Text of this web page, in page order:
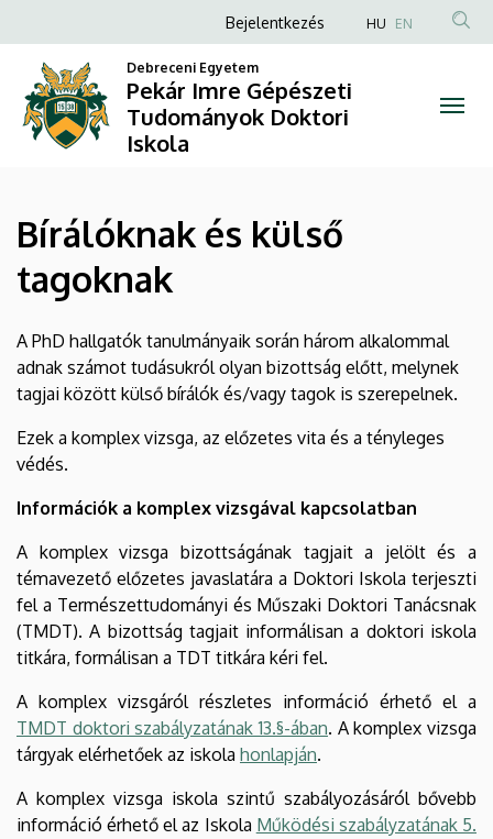
külső
tagoknak
Pekár
Imre
Gépészeti
Tudományok
Doktori
Iskola
a
tartalomra
Anonim
fiók
menüje
Bejelentkezés HU EN
Debreceni Egyetem
Pekár Imre Gépészeti
Tudományok Doktori
Iskola
Bírálóknak és külső
tagoknak
A PhD hallgatók tanulmányaik során három alkalommal
adnak számot tudásukról olyan bizottság előtt, melynek
tagjai között külső bírálók és/vagy tagok is szerepelnek.
Ezek a komplex vizsga, az előzetes vita és a tényleges
védés.
Információk a komplex vizsgával kapcsolatban
A komplex vizsga bizottságának tagjait a jelölt és a
témavezető előzetes javaslatára a Doktori Iskola terjeszti
fel a Természettudományi és Műszaki Doktori Tanácsnak
(TMDT). A bizottság tagjait informálisan a doktori iskola
titkára, formálisan a TDT titkára kéri fel.
A komplex vizsgáról részletes információ érhető el a
TMDT doktori szabályzatának 13.§-ában. A komplex vizsga
tárgyak elérhetőek az iskola honlapján.
A komplex vizsga iskola szintű szabályozásáról bővebb
információ érhető el az Iskola Működési szabályzatának 5.